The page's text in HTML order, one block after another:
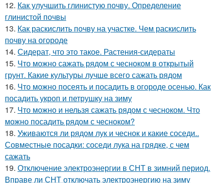
12. Как улучшить глинистую почву. Определение
глинистой почвы
13. Как раскислить почву на участке. Чем раскислить
почву на огороде
14. Сидерат, что это такое. Растения-сидераты
15. Что можно сажать рядом с чесноком в открытый
грунт. Какие культуры лучше всего сажать рядом
16. Что можно посеять и посадить в огороде осенью. Как
посадить укроп и петрушку на зиму
17. Что можно и нельзя сажать рядом с чесноком. Что
можно посадить рядом с чесноком?
18. Уживаются ли рядом лук и чеснок и какие соседи..
Совместные посадки: соседи лука на грядке, с чем
сажать
19. Отключение электроэнергии в СНТ в зимний период.
Вправе ли СНТ отключать электроэнергию на зиму